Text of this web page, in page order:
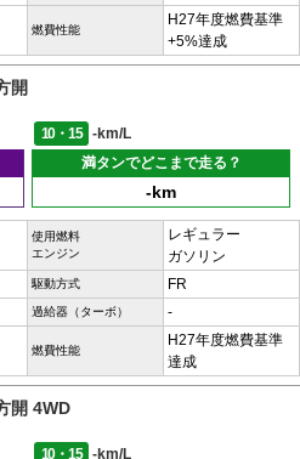
燃費性能
H27年度燃費基準
+5%達成
開
10・15
-km/L
満タンでどこまで走る？
-km
使用燃料
エンジン
レギュラー
ガソリン
駆動方式 FR
過給器（ターボ） -
燃費性能
H27年度燃費基準
達成
開 4WD
10・15 -km/L